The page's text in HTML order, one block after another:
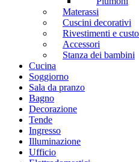
Materassi
Cuscini decorativi
Rivestimenti e
Accessori
Stanza dei bambini
Cucina
Soggiorno
Sala da pranzo
Bagno
Decorazione
Tende
Ingresso
Illuminazione
Ufficio